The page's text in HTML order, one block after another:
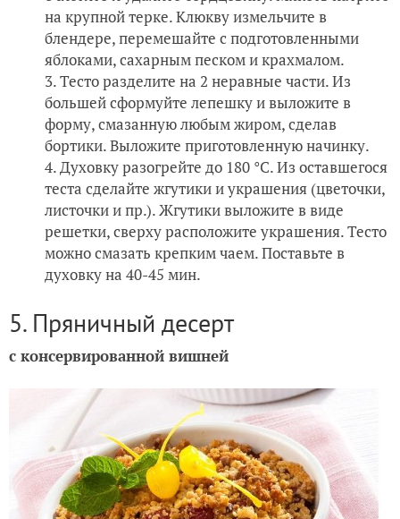
на крупной терке. Клюкву измельчите в
блендере, перемешайте с подготовленными
яблоками, сахарным песком и крахмалом.
Тесто разделите на 2 неравные части. Из
большей сформуйте лепешку и выложите в
форму, смазанную любым жиром, сделав
бортики. Выложите приготовленную начинку.
Духовку разогрейте до 180 °С. Из оставшегося
теста сделайте жгутики и украшения (цветочки,
листочки и пр.). Жгутики выложите в виде
решетки, сверху расположите украшения. Тесто
можно смазать крепким чаем. Поставьте в
духовку на 40-45 мин.
5. Пряничный десерт
с консервированной вишней